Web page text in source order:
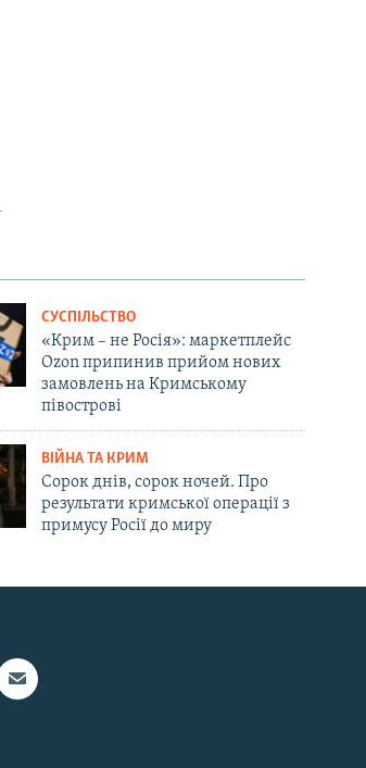
СУСПІЛЬСТВО
«Крим – не Росія»: маркетплейс
Ozon припинив прийом нових
замовлень на Кримському
півострові
ВІЙНА ТА КРИМ
Сорок днів, сорок ночей. Про
результати кримської операції з
примусу Росії до миру